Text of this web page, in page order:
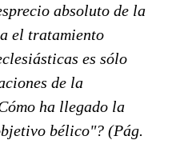
absoluto de la
el tratamiento
es sólo
de la
ha llegado la
bélico"? (Pág.